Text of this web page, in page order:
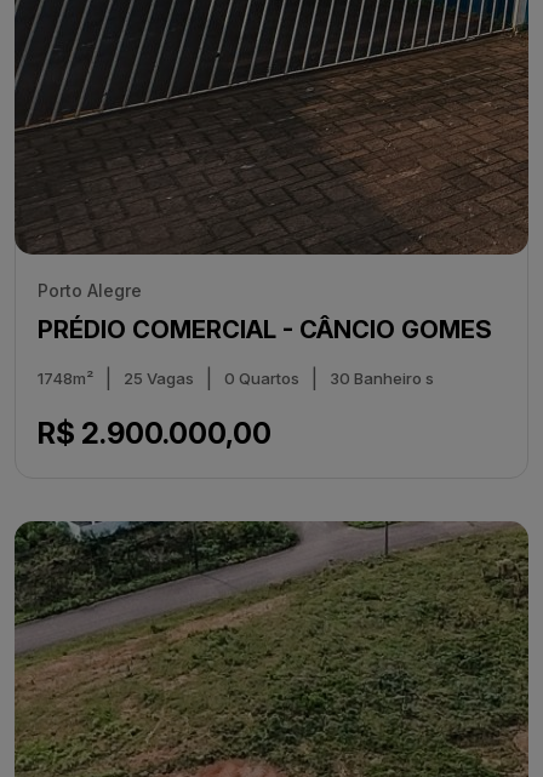
Porto Alegre
PRÉDIO COMERCIAL - CÂNCIO GOMES
1748m² 25 Vagas 0 Quartos 30 Banheiro s
R$ 2.900.000,00